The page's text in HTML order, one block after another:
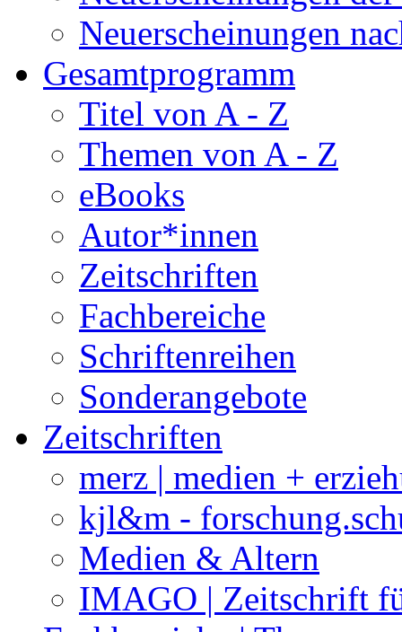
Neuerscheinungen
Gesamtprogramm
Titel von A - Z
Themen von A - Z
eBooks
Autor*innen
Zeitschriften
Fachbereiche
Schriftenreihen
Sonderangebote
Zeitschriften
merz | medien +
kjl&m -
Medien & Altern
IMAGO | Zeitschrift